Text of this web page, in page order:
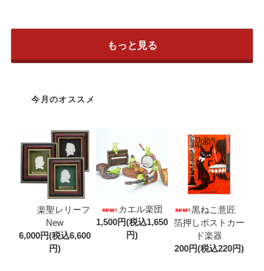
もっと見る
今月のオススメ
楽聖レリーフ
New
6,000円(税込6,600
円)
カエル楽団
1,500円(税込1,650
円)
黒ねこ意匠
箔押しポストカー
ド楽器
200円(税込220円)